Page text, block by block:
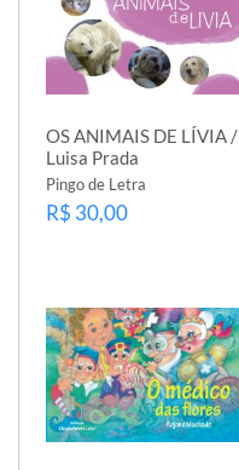
OS ANIMAIS DE LÍVIA /
Luisa Prada
Pingo de Letra
R$ 30,00